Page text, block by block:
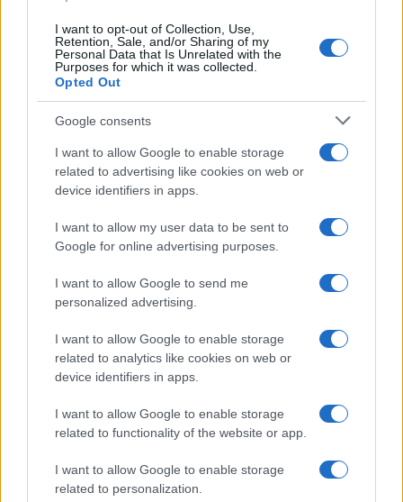
I want to opt-out of Collection, Use,
Retention, Sale, and/or Sharing of my
Personal Data that Is Unrelated with the
Purposes for which it was collected.
Opted Out
Google consents
I want to allow Google to enable storage
related to advertising like cookies on web or
device identifiers in apps.
I want to allow my user data to be sent to
Google for online advertising purposes.
I want to allow Google to send me
personalized advertising.
I want to allow Google to enable storage
related to analytics like cookies on web or
device identifiers in apps.
I want to allow Google to enable storage
related to functionality of the website or app.
I want to allow Google to enable storage
related to personalization.
JDB
(JDB)
$0.022
(FIBO)
(TRUAPT)
kpk ETH Prime
(KPK ETH PRIME)
$2,036.25
PIÙ LETTI
Disoccupazione in Italia a 5,7% in giugno 2026, sotto la media
UE di 6%
attraverso i secoli